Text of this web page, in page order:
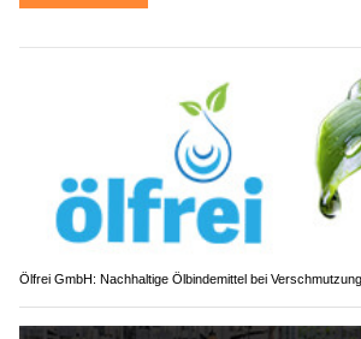
Ölfrei GmbH: Nachhaltige Ölbindemittel bei